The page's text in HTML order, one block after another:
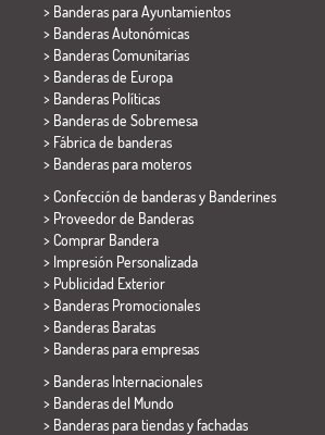
> Banderas para Ayuntamientos
> Banderas Autonómicas
> Banderas Comunitarias
> Banderas de Europa
> Banderas Políticas
> Banderas de Sobremesa
> Fábrica de banderas
> Banderas para moteros
> Confección de banderas y Banderines
> Proveedor de Banderas
> Comprar Bandera
> Impresión Personalizada
> Publicidad Exterior
> Banderas Promocionales
> Banderas Baratas
> Banderas para empresas
> Banderas Internacionales
> Banderas del Mundo
> Banderas para tiendas y fachadas